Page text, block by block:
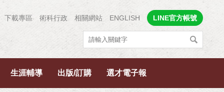
下載專區 術科行政 相關網站 ENGLISH LINE官方帳號
生涯輔導 出版/訂購 選才電子報